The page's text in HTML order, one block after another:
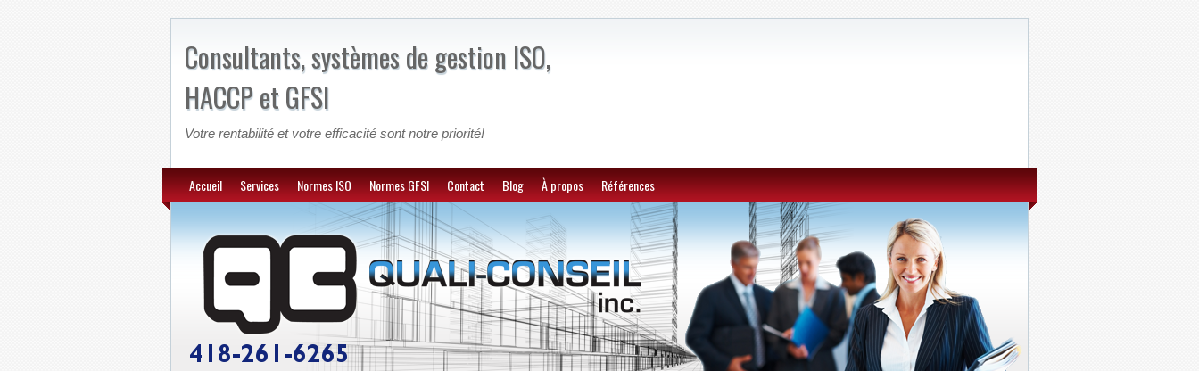
Consultants, systèmes de gestion ISO,
HACCP et GFSI
Votre rentabilité et votre efficacité sont notre priorité!
Accueil Services Normes ISO Normes GFSI Contact Blog À propos Références